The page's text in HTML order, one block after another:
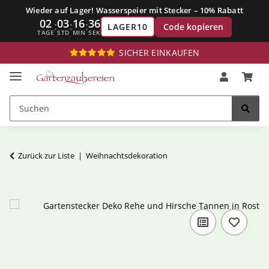
Wieder auf Lager! Wasserspeier mit Stecker – 10% Rabatt
02
TAGE:03
STD:16
MIN:36
SEK
LAGER10 Code kopieren
SICHER EINKAUFEN
Zurück zur Liste Weihnachtsdekoration